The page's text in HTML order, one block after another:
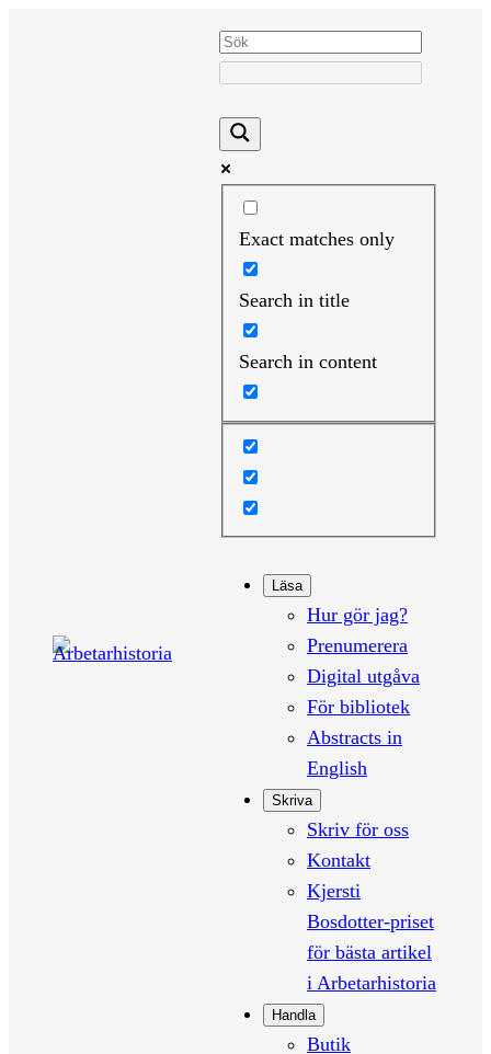
Exact matches only
Search in title
Search in content
Läsa
Hur gör jag?
Prenumerera
Digital utgåva
För bibliotek
Abstracts in
English
Skriva
Skriv för oss
Kontakt
Kjersti
Bosdotter-priset
för bästa artikel
i Arbetarhistoria
Handla
Butik